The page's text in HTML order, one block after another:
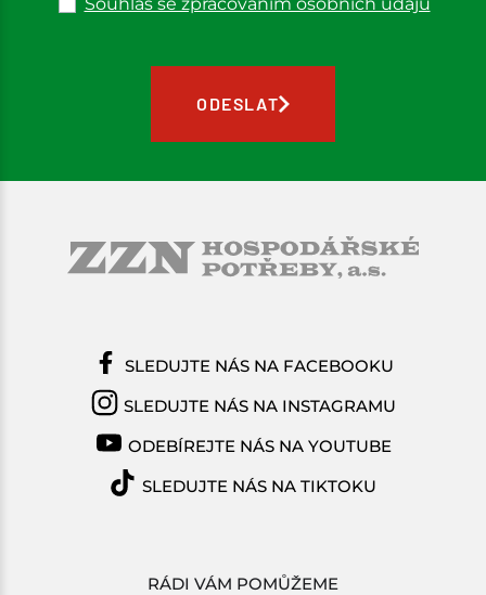
ODESLAT
RÁDI VÁM POMŮŽEME
SLEDUJTE NÁS NA FACEBOOKU
SLEDUJTE NÁS NA INSTAGRAMU
ODEBÍREJTE NÁS NA YOUTUBE
SLEDUJTE NÁS NA TIKTOKU